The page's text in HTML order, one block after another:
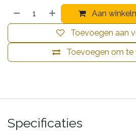
Aan
Toevoegen om te
Toevoegen aan
Specificaties